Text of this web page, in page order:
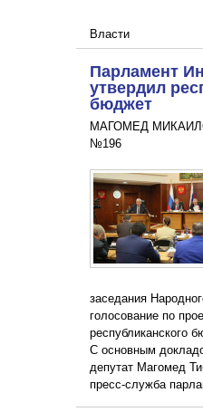
Власти
Парламент
утвердил
бюджет
МАГОМЕД
№196
заседания
голосование по
республиканского
С основным
депутат Магомед
пресс-служба